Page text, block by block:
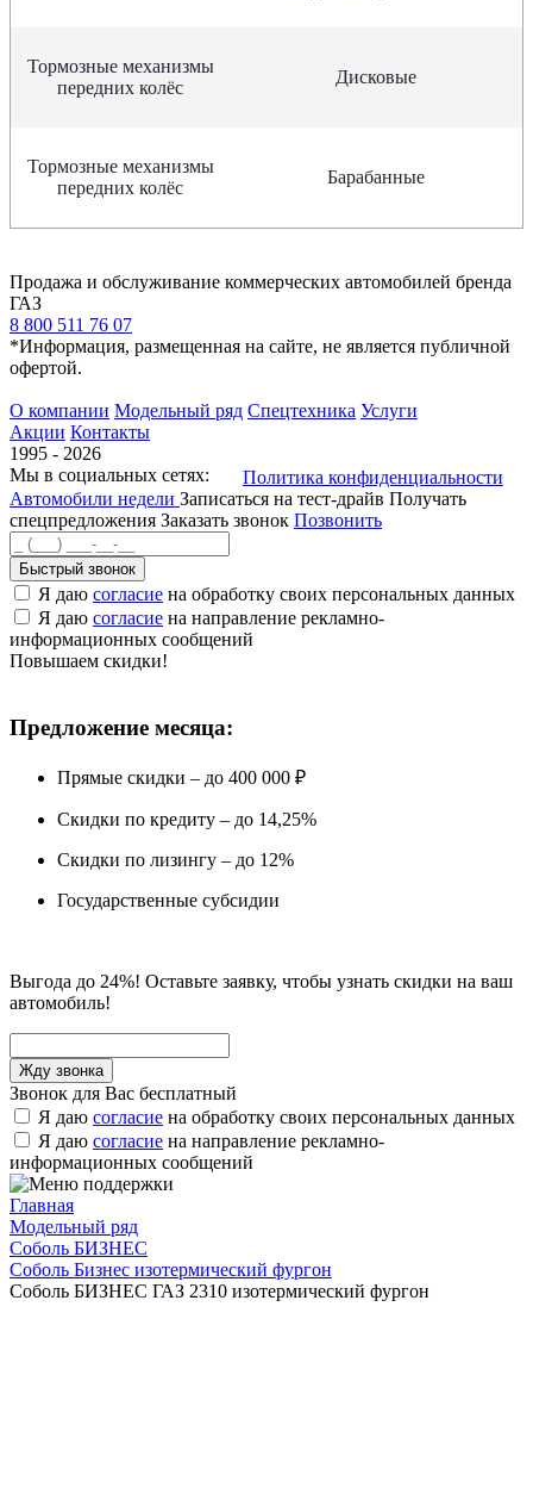
Тормозные механизмы
передних колёс
Дисковые
Тормозные механизмы
передних колёс
Барабанные
Продажа и обслуживание коммерческих автомобилей бренда
ГАЗ
8 800 511 76 07
*Информация, размещенная на сайте, не является публичной
офертой.
О компании Модельный ряд Спецтехника Услуги
Акции Контакты
1995 - 2026
Мы в социальных сетях:
Политика конфиденциальности
Автомобили недели Записаться на тест-драйв Получать
спецпредложения Заказать звонок Позвонить
Быстрый звонок
Я даю согласие на обработку своих персональных данных
Я даю согласие на направление рекламно-
информационных сообщений
Повышаем скидки!
Предложение месяца:
Прямые скидки – до 400 000 ₽
Скидки по кредиту – до 14,25%
Скидки по лизингу – до 12%
Государственные субсидии
Выгода до 24%! Оставьте заявку, чтобы узнать скидки на ваш
автомобиль!
Звонок для Вас бесплатный
Я даю согласие на обработку своих персональных данных
Я даю согласие на направление рекламно-
информационных сообщений
Главная
Модельный ряд
Соболь БИЗНЕС
Соболь Бизнес изотермический фургон
Соболь БИЗНЕС ГАЗ 2310 изотермический фургон